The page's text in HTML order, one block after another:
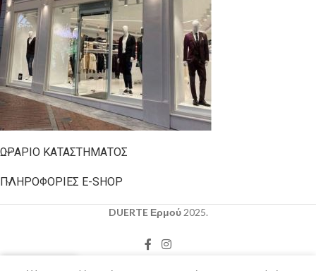
ΩΡΆΡΙΟ ΚΑΤΑΣΤΉΜΑΤΟΣ
ΠΛΗΡΟΦΟΡΊΕΣ E-SHOP
DUERTE Ερμού 2025.